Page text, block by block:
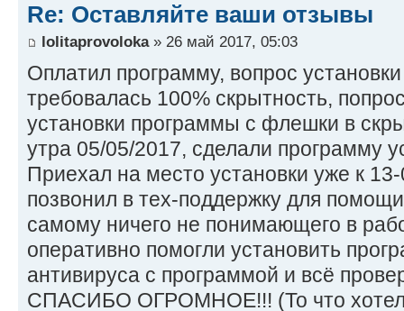
Re: Оставляйте ваши отзывы
lolitaprovoloka» 26 май 2017, 05:03
Оплатил программу, вопрос
требовалась 100% скрытность,
установки программы с флешки в
утра 05/05/2017, сделали программу
Приехал на место установки уже к
позвонил в тех-поддержку для
самому ничего не понимающего в
оперативно помогли установить
антивируса с программой и всё
СПАСИБО ОГРОМНОЕ!!! (То что хотел